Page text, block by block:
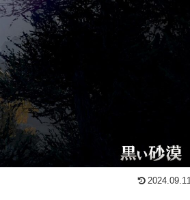
2024.09.11